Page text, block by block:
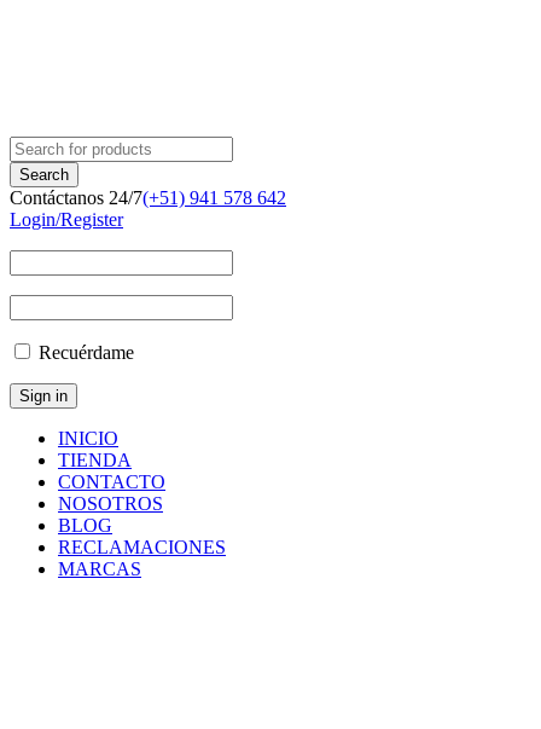
Contáctanos 24/7(+51) 941 578 642
Login/Register
Recuérdame
INICIO
TIENDA
CONTACTO
NOSOTROS
BLOG
RECLAMACIONES
MARCAS